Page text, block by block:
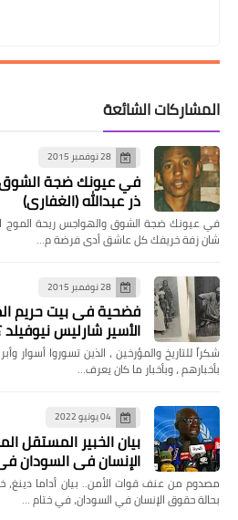
المشاركات الشائعة
28 نوفمبر 2015
في عيونك ضجة الشوق
ذر عبدالله (الغفاري)
في عيونك ضجة الشوق والهواجس ريحة الموج
شان زفة خريفك كل عاشق أدى فرضة م…
28 نوفمبر 2015
فضحية فى بيت حريم
الأسير شارليس نيوفيلد
شكراً للتاريخ والمؤرخين ، الذين تسوروا أسوار
بأخبارهم ، وبأخبار ما كان يعرف…
04 يونيو 2022
بيان الخبير المستقل
الإنسان في السودان
مصدوم من عنف قوات الأمن.. بيان أداما دينغ،
بحالة حقوق الإنسان في السودان، في ختام …